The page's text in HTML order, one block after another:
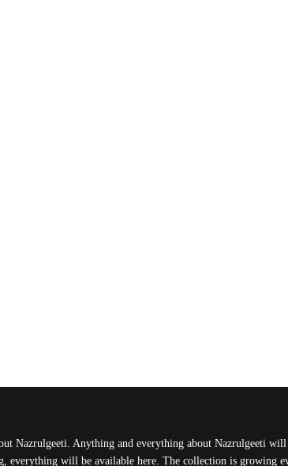
Nazrulgeeti. Anything and everything about Nazrulgeeti
everything will be available here. The collection is growing